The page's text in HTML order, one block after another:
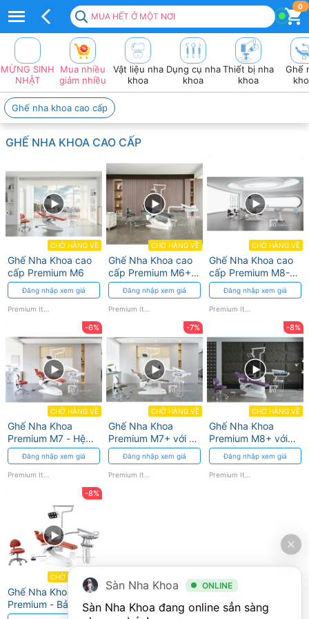
MUA HẾT Ở MỘT NƠI
0
Top
100+
sản
Phẩm
PREMIUM
ITALY
Giá
tốt
2026
❤️
VAT
đầy
đủ
MỪNG SINH
NHẬT
Mua nhiều
giảm nhiều
Vật liệu nha
khoa
Dụng cụ nha
khoa
Thiết bị nha
khoa
Ghế
Ghế nha khoa cao cấp
GHẾ NHA KHOA CAO CẤP
CHỜ HÀNG VỀ
Ghế Nha Khoa cao
cấp Premium M6
Đăng nhập xem giá
CHỜ HÀNG VỀ
Ghế Nha Khoa cao
cấp Premium M6+-
Trụ đứng độc lập
Đăng nhập xem giá
CHỜ HÀNG VỀ
Ghế Nha Khoa cao
cấp Premium M8-
Tối ưu cho cấy
ghép implant
Đăng nhập xem giá
-6%
CHỜ HÀNG VỀ
Ghế Nha Khoa
Premium M7 - Hệ
Thống Khử Trùng
UV
Đăng nhập xem giá
-7%
CHỜ HÀNG VỀ
Ghế Nha Khoa
Premium M7+ với hệ
thống khử trùng 3
trong 1
Đăng nhập xem giá
-8%
CHỜ HÀNG VỀ
Ghế Nha Khoa
Premium M8+ với
Công Nghệ Khử
Trùng UV
Đăng nhập xem giá
-8%
CHỜ HÀNG VỀ
Ghế Nha Khoa M5
Premium - Bảng
Điều Khiển Vi Tính
Sàn Nha Khoa ONLINE
Sàn Nha Khoa đang online sẳn sàng